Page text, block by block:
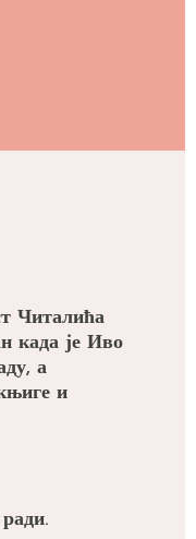
Читалића
када је Иво
а
и